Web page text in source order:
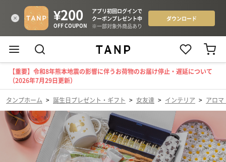
【重要】令和8年熊本地震の影響に伴うお荷物のお届け停止・遅延について
（2026年7月29日更新）
タンプホーム > 誕生日プレゼント・ギフト > 女友達 > インテリア > アロマ